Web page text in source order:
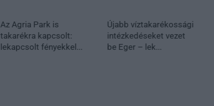
Az Agria Park is
takarékra kapcsolt:
lekapcsolt fényekkel...
Újabb víztakarékossági
intézkedéseket vezet
be Eger – lek...